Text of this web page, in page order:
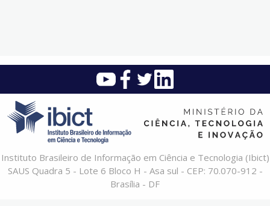
Instituto Brasileiro de Informação em Ciência e Tecnologia (Ibict)
SAUS Quadra 5 - Lote 6 Bloco H - Asa sul - CEP: 70.070-912 -
Brasília - DF